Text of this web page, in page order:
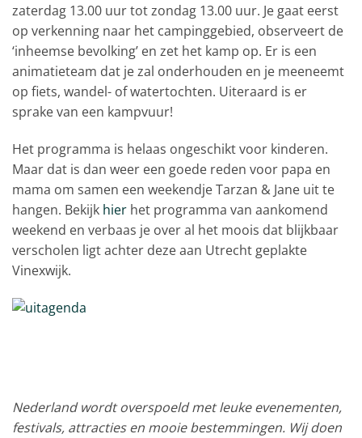
zaterdag 13.00 uur tot zondag 13.00 uur. Je gaat eerst
op verkenning naar het campinggebied, observeert de
‘inheemse bevolking’ en zet het kamp op. Er is een
animatieteam dat je zal onderhouden en je meeneemt
op fiets, wandel- of watertochten. Uiteraard is er
sprake van een kampvuur!
Het programma is helaas ongeschikt voor kinderen.
Maar dat is dan weer een goede reden voor papa en
mama om samen een weekendje Tarzan & Jane uit te
hangen. Bekijk hier het programma van aankomend
weekend en verbaas je over al het moois dat blijkbaar
verscholen ligt achter deze aan Utrecht geplakte
Vinexwijk.
Nederland wordt overspoeld met leuke evenementen,
festivals, attracties en mooie bestemmingen. Wij doen